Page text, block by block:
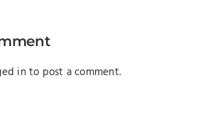
in to post a comment.